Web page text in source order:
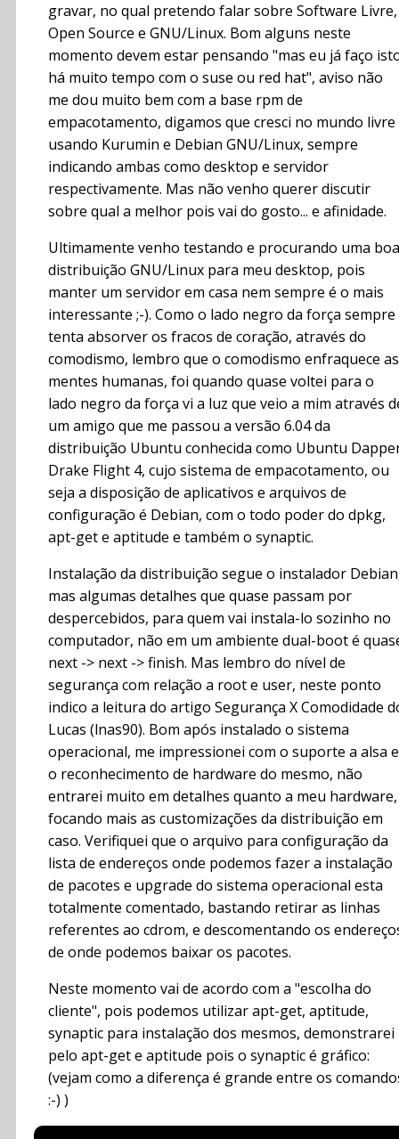
gravar, no qual pretendo falar sobre Software Livre,
Open Source e GNU/Linux. Bom alguns neste
momento devem estar pensando "mas eu já faço
há muito tempo com o suse ou red hat", aviso não
me dou muito bem com a base rpm de
empacotamento, digamos que cresci no mundo livre
usando Kurumin e Debian GNU/Linux, sempre
indicando ambas como desktop e servidor
respectivamente. Mas não venho querer discutir
sobre qual a melhor pois vai do gosto... e afinidade.
Ultimamente venho testando e procurando uma boa
distribuição GNU/Linux para meu desktop, pois
manter um servidor em casa nem sempre é o mais
interessante ;-). Como o lado negro da força sempre
tenta absorver os fracos de coração, através do
comodismo, lembro que o comodismo enfraquece as
mentes humanas, foi quando quase voltei para o
lado negro da força vi a luz que veio a mim através
um amigo que me passou a versão 6.04 da
distribuição Ubuntu conhecida como Ubuntu
Drake Flight 4, cujo sistema de empacotamento, ou
seja a disposição de aplicativos e arquivos de
configuração é Debian, com o todo poder do dpkg,
apt-get e aptitude e também o synaptic.
Instalação da distribuição segue o instalador
mas algumas detalhes que quase passam por
despercebidos, para quem vai instala-lo sozinho no
computador, não em um ambiente dual-boot é
next -> next -> finish. Mas lembro do nível de
segurança com relação a root e user, neste ponto
indico a leitura do artigo Segurança X Comodidade
Lucas (lnas90). Bom após instalado o sistema
operacional, me impressionei com o suporte a alsa e
o reconhecimento de hardware do mesmo, não
entrarei muito em detalhes quanto a meu hardware,
focando mais as customizações da distribuição em
caso. Verifiquei que o arquivo para configuração da
lista de endereços onde podemos fazer a instalação
de pacotes e upgrade do sistema operacional esta
totalmente comentado, bastando retirar as linhas
referentes ao cdrom, e descomentando os
de onde podemos baixar os pacotes.
Neste momento vai de acordo com a "escolha do
cliente", pois podemos utilizar apt-get, aptitude,
synaptic para instalação dos mesmos, demonstrarei
pelo apt-get e aptitude pois o synaptic é gráfico:
(vejam como a diferença é grande entre os
:-) )